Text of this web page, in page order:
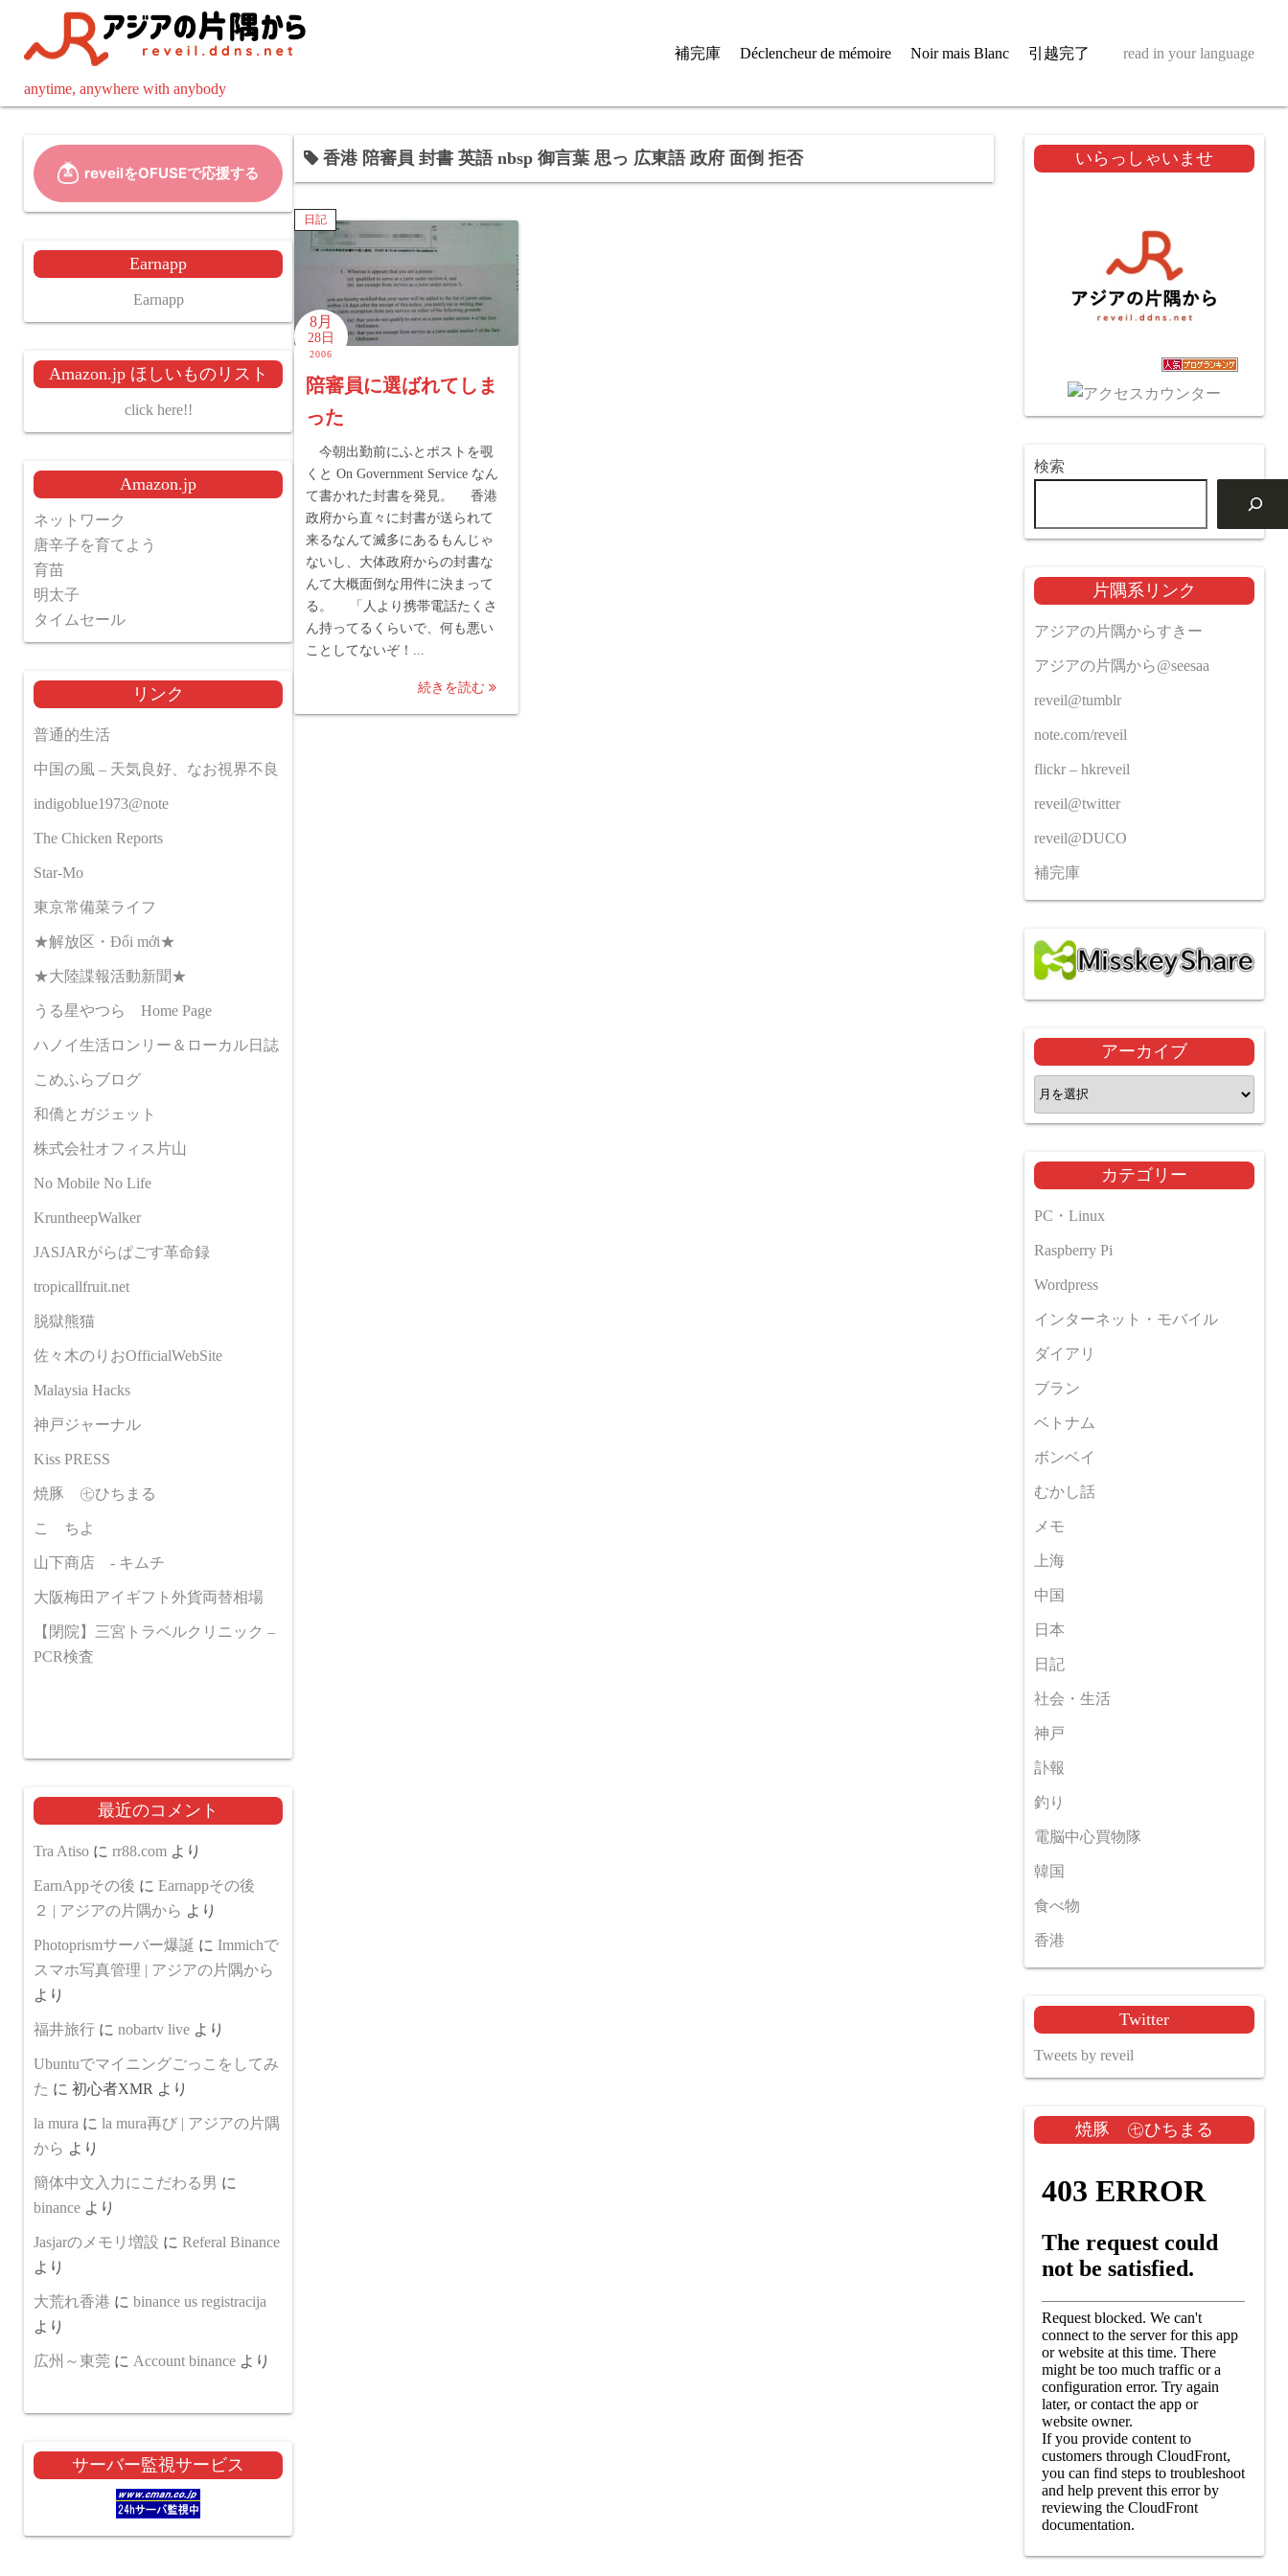
ツ
anytime, anywhere with anybody
補完庫 Déclencheur de mémoire Noir mais Blanc 引越完了 read in your language
香港 陪審員 封書 英語 nbsp 御言葉 思っ 広東語 政府 面倒 拒否
日記
8月
28日
2006
陪審員に選ばれてしま
った
今朝出勤前にふとポストを覗
くと On Government Service なん
て書かれた封書を発見。 香港
政府から直々に封書が送られて
来るなんて滅多にあるもんじゃ
ないし、大体政府からの封書な
んて大概面倒な用件に決まって
る。 「人より携帯電話たくさ
ん持ってるくらいで、何も悪い
ことしてないぞ！...
続きを読む
Earnapp
Earnapp
Amazon.jp ほしいものリスト
click here!!
Amazon.jp
ネットワーク
唐辛子を育てよう
育苗
明太子
タイムセール
リンク
普通的生活
中国の風 – 天気良好、なお視界不良
indigoblue1973@note
The Chicken Reports
Star-Mo
東京常備菜ライフ
★解放区・Đổi mới★
★大陸諜報活動新聞★
うる星やつら Home Page
ハノイ生活ロンリー＆ローカル日誌
こめふらブログ
和僑とガジェット
株式会社オフィス片山
No Mobile No Life
KruntheepWalker
JASJARがらぱごす革命録
tropicallfruit.net
脱獄熊猫
佐々木のりおOfficialWebSite
Malaysia Hacks
神戸ジャーナル
Kiss PRESS
焼豚 ㊆ひちまる
こゝちよ
山下商店 - キムチ
大阪梅田アイギフト外貨両替相場
【閉院】三宮トラベルクリニック –
PCR検査
最近のコメント
Tra Atiso に rr88.com より
EarnAppその後 に Earnappその後
２ | アジアの片隅から より
Photoprismサーバー爆誕 に Immichで
スマホ写真管理 | アジアの片隅から
より
福井旅行 に nobartv live より
Ubuntuでマイニングごっこをしてみ
た に 初心者XMR より
la mura に la mura再び | アジアの片隅
から より
簡体中文入力にこだわる男 に
binance より
Jasjarのメモリ増設 に Referal Binance
より
大荒れ香港 に binance us registracija
より
広州～東莞 に Account binance より
サーバー監視サービス
いらっしゃいませ
検索
片隅系リンク
アジアの片隅からすきー
アジアの片隅から@seesaa
reveil@tumblr
note.com/reveil
flickr – hkreveil
reveil@twitter
reveil@DUCO
補完庫
アーカイブ
ア
ー
イ
ブ
カテゴリー
PC・Linux
Raspberry Pi
Wordpress
インターネット・モバイル
ダイアリ
ブラン
ベトナム
ボンベイ
むかし話
メモ
上海
中国
日本
日記
社会・生活
神戸
訃報
釣り
電脳中心買物隊
韓国
食べ物
香港
Twitter
Tweets by reveil
焼豚 ㊆ひちまる